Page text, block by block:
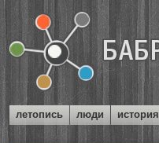
летопись люди история